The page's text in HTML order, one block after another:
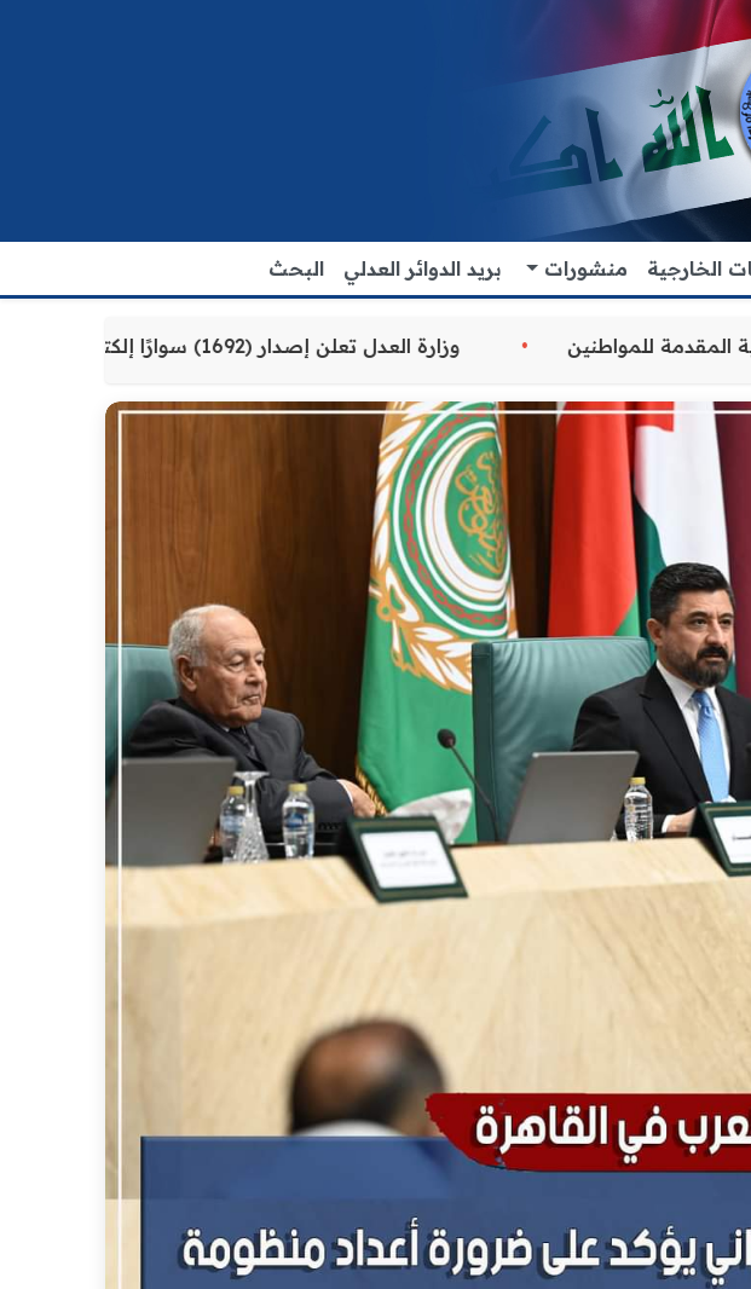
الخارجية منشورات بريد الدوائر العدلي البحث
العدلية المقدمة للمواطنين وزارة العدل تعلن إصدار (1692) سوارًا إلكترونيًا لنزلاء سجن الناصرية المركزي لتنظيم التعاملات المالية داخل المؤسسات الإصلاحية